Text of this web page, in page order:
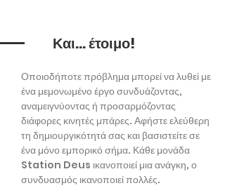
Και... έτοιμο!
Οποιοδήποτε πρόβλημα μπορεί να λυθεί με
ένα μεμονωμένο έργο συνδυάζοντας,
αναμειγνύοντας ή προσαρμόζοντας
διάφορες κινητές μπάρες. Αφήστε ελεύθερη
τη δημιουργικότητά σας και βασιστείτε σε
ένα μόνο εμπορικό σήμα. Κάθε μονάδα
Station Deus ικανοποιεί μια ανάγκη, ο
συνδυασμός ικανοποιεί πολλές.